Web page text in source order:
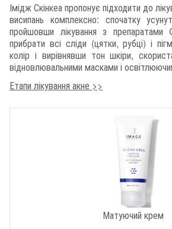
Імідж Скінкеа пропонує підходити до
висипань комплексно: спочатку
пройшовши лікування з
прибрати всі сліди (цятки, рубці) і
колір і вирівнявши тон шкіри,
відновлювальними масками і
Етапи лікування акне >>
Матуючий крем